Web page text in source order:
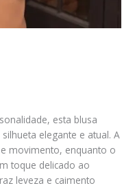
esta blusa
elegante e atual. A
movimento, enquanto o
toque delicado ao
leveza e caimento